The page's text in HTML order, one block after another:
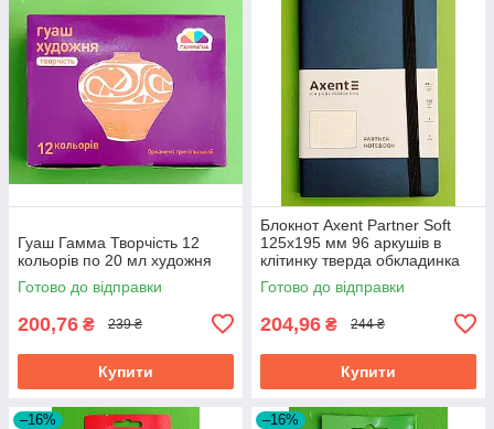
Гуаш Гамма Творчість 12
кольорів по 20 мл художня
Готово до відправки
200,76 ₴ 239 ₴
Купити
Блокнот Axent Partner Soft
125х195 мм 96 аркушів в
клітинку тверда обкладинка
синій
Готово до відправки
204,96 ₴ 244 ₴
Купити
–16% –16%